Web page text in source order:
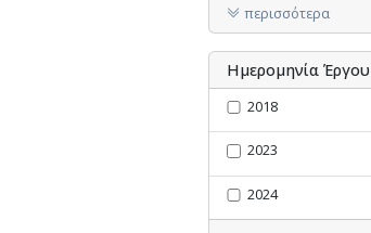
περισσότερα
Ημερομηνία Έργου
2018
2023
2024